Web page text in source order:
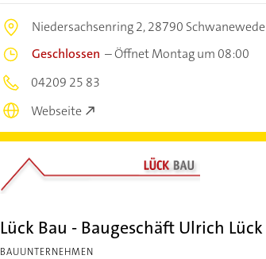
Niedersachsenring 2,28790 Schwanewede
Geschlossen –Öffnet Montag um 08:00
04209 25 83
Webseite
Lück Bau - Baugeschäft Ulrich Lück
BAUUNTERNEHMEN